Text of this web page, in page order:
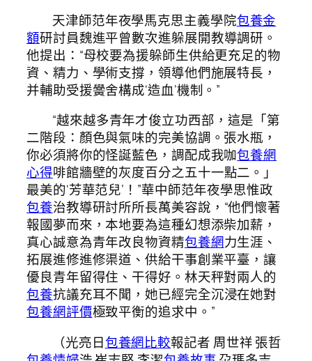
天津師范年夜學馬克思主義學院包養金
額研討員魏進平曾數次進躲展開教導調研。
他提出：“母校要為援躲師生供給更充足的物
資、精力、學術支撐，領導他們施展特長，
并輔助受援黌舍構成‘造血’機制。”
“越來越多青年才俊立功西部，這是「第
二階段：顏色與氣味的完美協調。張水瓶，
你必須將你的怪誕藍色，調配成我咖包養網
心得啡館牆壁的灰度百分之五十一點二。」
最美的‘芳華范兒’！”華中師范年夜學思惟政
包養治教導研討所所長萬美容說，“他們懷著
報國夢而來，本地要為這種幻想添柴加薪，
真心誠意為青年改良物資精包養網力生涯、
拓展進修進修渠道、供給干事創業平臺，讓
優良青年留得住、干得好。林天秤對兩人的
包養抗議充耳不聞，她已經完全沉浸在她對
包養網評價極致平衡的追求中。”
（光亮日包養網比較報記者 周世祥 張哲